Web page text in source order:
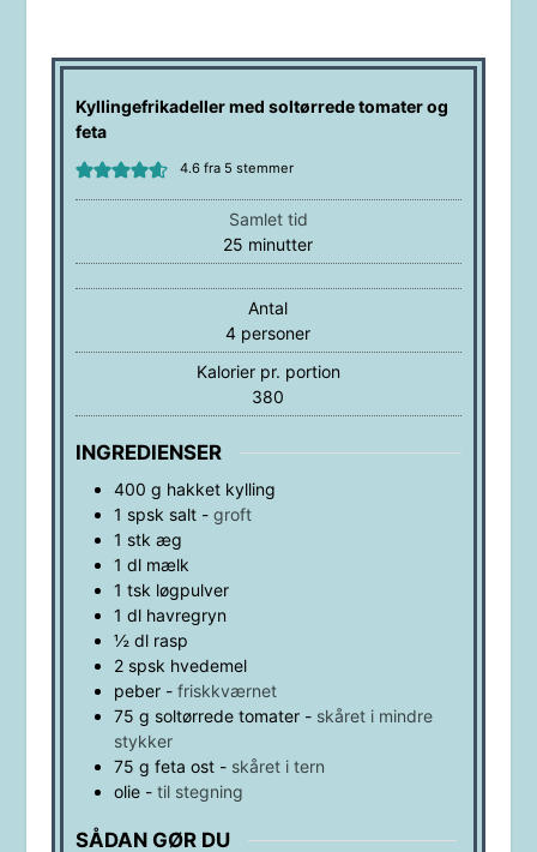
Kyllingefrikadeller med soltørrede tomater og
feta
4.6fra 5 stemmer
Samlet tid
25 minutter
minutter
Antal
4 personer
Kalorier pr. portion
380
INGREDIENSER
400 g hakket kylling
1 spsk salt- groft
1 stk æg
1 dl mælk
1 tsk løgpulver
1 dl havregryn
½ dl rasp
2 spsk hvedemel
peber- friskkværnet
75 g soltørrede tomater- skåret i mindre
stykker
75 g feta ost- skåret i tern
olie- til stegning
SÅDAN GØR DU